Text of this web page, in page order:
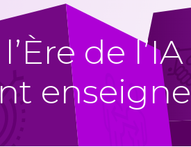
de